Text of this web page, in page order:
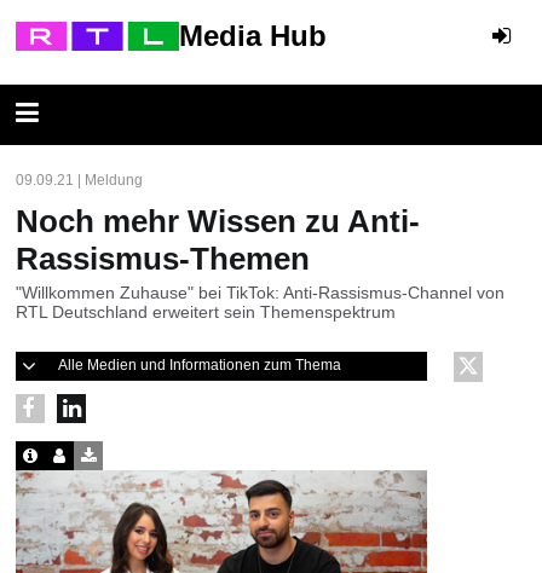
Media Hub
09.09.21 | Meldung
Noch mehr Wissen zu Anti-
Rassismus-Themen
"Willkommen Zuhause" bei TikTok: Anti-Rassismus-Channel von
RTL Deutschland erweitert sein Themenspektrum
Alle Medien und Informationen zum Thema